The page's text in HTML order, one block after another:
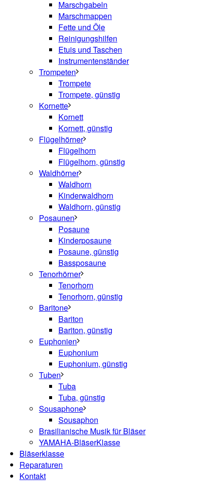
Marschgabeln
Marschmappen
Fette und Öle
Reinigungshilfen
Etuis und Taschen
Instrumentenständer
Trompeten
Trompete
Trompete, günstig
Kornette
Kornett
Kornett, günstig
Flügelhörner
Flügelhorn
Flügelhorn, günstig
Waldhörner
Waldhorn
Kinderwaldhorn
Waldhorn, günstig
Posaunen
Posaune
Kinderposaune
Posaune, günstig
Bassposaune
Tenorhörner
Tenorhorn
Tenorhorn, günstig
Baritone
Bariton
Bariton, günstig
Euphonien
Euphonium
Euphonium, günstig
Tuben
Tuba
Tuba, günstig
Sousaphone
Sousaphon
Brasilianische Musik für Bläser
YAMAHA-BläserKlasse
Bläserklasse
Reparaturen
Kontakt